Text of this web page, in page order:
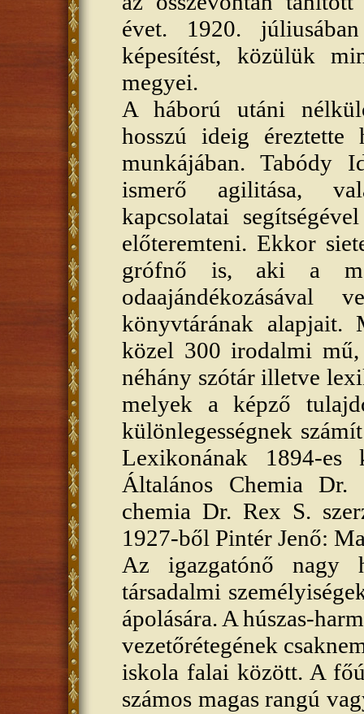
évet. 1920.
képesítést, közülük
megyei.
A háború utáni
hosszú ideig éreztette
munkájában. Tabódy
ismerő agilitása,
kapcsolatai
előteremteni. Ekkor
grófnő is, aki a
odaajándékozásával
könyvtárának alapjait.
közel 300 irodalmi mű,
néhány szótár illetve
melyek a képző
különlegességnek
Lexikonának 1894-
Általános Chemia
chemia Dr. Rex S.
1927-ből Pintér Jenő:
Az igazgatónő nagy
társadalmi
ápolására. A húszas-
vezetőrétegének
iskola falai között. A
számos magas rangú